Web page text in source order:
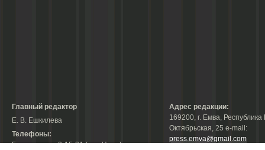
Главный редактор
Е. В. Ешкилева
Телефоны:
Гл. редактор: 2-15-31 (тел./факс);
Адрес редакции:
169200, г. Емва, Республика
Октябрьская, 25 е-mail:
press.emva@gmail.com